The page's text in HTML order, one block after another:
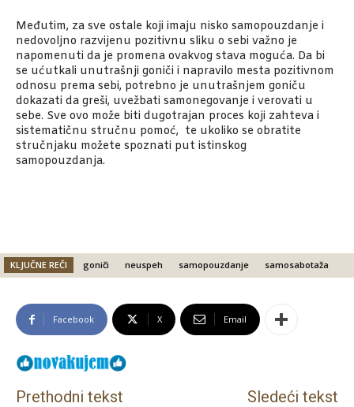
Međutim, za sve ostale koji imaju nisko samopouzdanje i
nedovoljno razvijenu pozitivnu sliku o sebi važno je
napomenuti da je promena ovakvog stava moguća. Da bi
se ućutkali unutrašnji goniči i napravilo mesta pozitivnom
odnosu prema sebi, potrebno je unutrašnjem goniču
dokazati da greši, uvežbati samonegovanje i verovati u
sebe. Sve ovo može biti dugotrajan proces koji zahteva i
sistematičnu stručnu pomoć, te ukoliko se obratite
stručnjaku možete spoznati put istinskog
samopouzdanja.
KLJUČNE REČI goniči neuspeh samopouzdanje samosabotaža
Facebook X Email
Prethodni tekst Sledeći tekst